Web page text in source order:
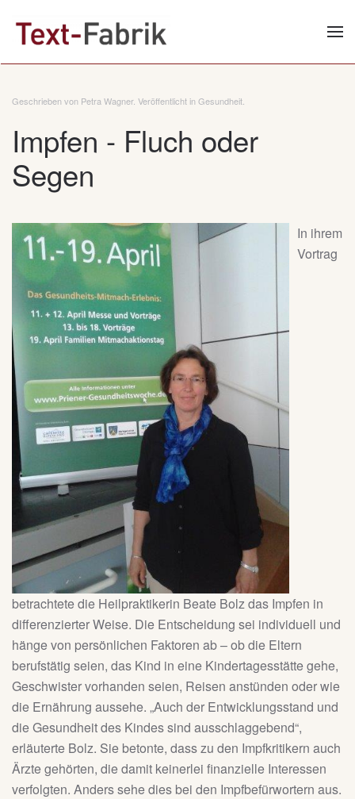
Zum Hauptinhalt springen
Geschrieben von Petra Wagner. Veröffentlicht inGesundheit
Impfen - Fluch oder
Segen
In ihrem
Vortrag
betrachtete die Heilpraktikerin Beate Bolz das Impfen in
differenzierter Weise. Die Entscheidung sei individuell und
hänge von persönlichen Faktoren ab – ob die Eltern
berufstätig seien, das Kind in eine Kindertagesstätte gehe,
Geschwister vorhanden seien, Reisen anstünden oder wie
die Ernährung aussehe. „Auch der Entwicklungsstand und
die Gesundheit des Kindes sind ausschlaggebend“,
erläuterte Bolz. Sie betonte, dass zu den Impfkritikern auch
Ärzte gehörten, die damit keinerlei finanzielle Interessen
verfolgten. Anders sehe dies bei den Impfbefürwortern aus.